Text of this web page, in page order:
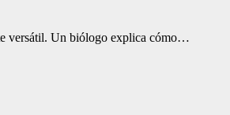
versátil. Un biólogo explica cómo…